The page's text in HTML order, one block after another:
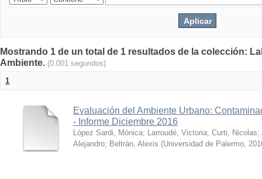
Mostrando 1 de un total de 1 resultados de la colección:
Ambiente. (0.001 segundos)
1
Evaluación del Ambiente Urbano:
- Informe Diciembre 2016
López Sardi, Mónica; Larroudé, Victoria; Curti, Nicolas;
Alejandro; Beltrán, Alexis (Universidad de Palermo,